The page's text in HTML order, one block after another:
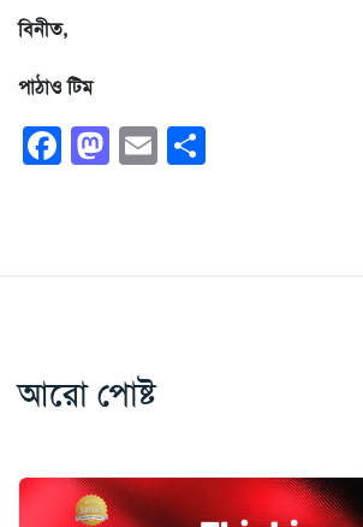
বিনীত,
পাঠাও টিম
Facebook
Mastodon
Email
আরো পোষ্ট